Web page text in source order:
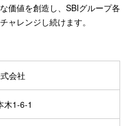
価値を創造し、SBIグループ各
ャレンジし続けます。
会社
木1-6-1